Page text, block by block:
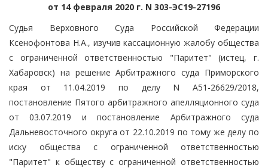
от 14 февраля 2020 г. N 303-ЭС19-27196
Судья Верховного Суда Российской Федерации
Ксенофонтова Н.А., изучив кассационную жалобу общества
с ограниченной ответственностью "Паритет" (истец, г.
Хабаровск) на решение Арбитражного суда Приморского
края от 11.04.2019 по делу N А51-26629/2018,
постановление Пятого арбитражного апелляционного суда
от 03.07.2019 и постановление Арбитражного суда
Дальневосточного округа от 22.10.2019 по тому же делу по
иску общества с ограниченной ответственностью
"Паритет" к обществу с ограниченной ответственностью